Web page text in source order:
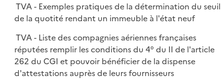
TVA - Exemples pratiques de la détermination du seuil
de la quotité rendant un immeuble à l'état neuf
TVA - Liste des compagnies aériennes françaises
réputées remplir les conditions du 4° du II de l'article
262 du CGI et pouvoir bénéficier de la dispense
d'attestations auprès de leurs fournisseurs